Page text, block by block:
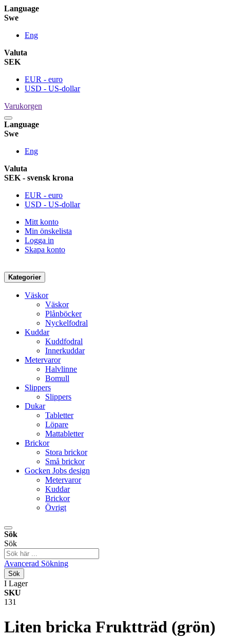
Language
Swe
Eng
Valuta
SEK
EUR - euro
USD - US-dollar
Varukorgen
Language
Swe
Eng
Valuta
SEK - svensk krona
EUR - euro
USD - US-dollar
Mitt konto
Min önskelista
Logga in
Skapa konto
Kategorier
Väskor
Väskor
Plånböcker
Nyckelfodral
Kuddar
Kuddfodral
Innerkuddar
Metervaror
Halvlinne
Bomull
Slippers
Slippers
Dukar
Tabletter
Löpare
Mattabletter
Brickor
Stora brickor
Små brickor
Gocken Jobs design
Metervaror
Kuddar
Brickor
Övrigt
Sök
Sök
Avancerad Sökning
Sök
I Lager
SKU
131
Liten bricka Fruktträd (grön)